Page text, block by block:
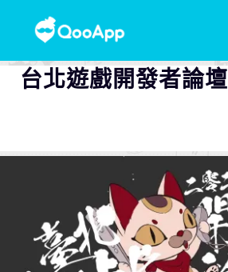
台北遊戲開發者論壇